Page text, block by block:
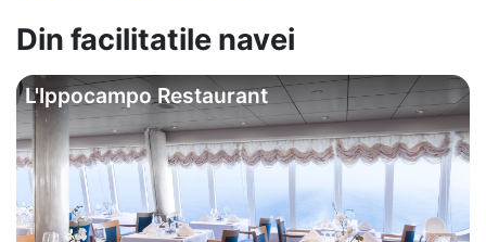
Din facilitatile navei
L'Ippocampo Restaurant